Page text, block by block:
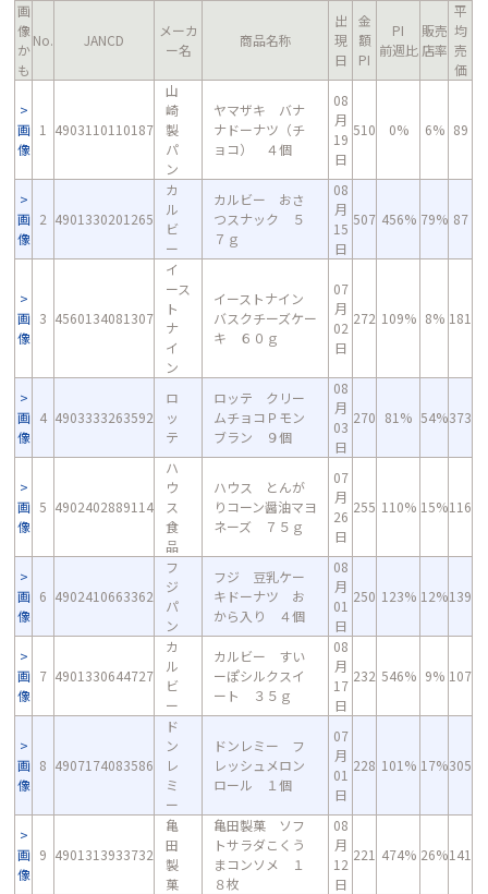
画
像
か
も
No. JANCD
メーカ
ー名
商品名称
出
現
日
金
額
PI
PI
前週比
販売
店率
平
均
売
価
画
像
1 4903110110187
山
崎
製
パ
ン
ヤマザキ バナ
ナドーナツ（チ
ョコ） ４個
08
月
19
日
510 0% 6% 89
画
像
2 4901330201265
カ
ル
ビ
ー
カルビー おさ
つスナック ５
７ｇ
08
月
15
日
507 456% 79% 87
画
像
3 4560134081307
イ
ース
ト
ナ
イ
ン
イーストナイン
バスクチーズケー
キ ６０ｇ
07
月
02
日
272 109% 8% 181
画
像
4 4903333263592
ロ
ッ
テ
ロッテ クリー
ムチョコＰモン
ブラン ９個
08
月
03
日
270 81% 54%373
画
像
5 4902402889114
ハ
ウ
ス
食
品
ハウス とんが
りコーン醤油マヨ
ネーズ ７５ｇ
07
月
26
日
255 110% 15%116
画
像
6 4902410663362
フ
ジ
パ
ン
フジ 豆乳ケー
キドーナツ お
から入り ４個
08
月
01
日
250 123% 12%139
画
像
7 4901330644727
カ
ル
ビ
ー
カルビー すい
ーぽシルクスイ
ート ３５ｇ
08
月
17
日
232 546% 9% 107
画
像
8 4907174083586
ド
ン
レ
ミ
ー
ドンレミー フ
レッシュメロン
ロール １個
07
月
01
日
228 101% 17%305
画
像
9 4901313933732
亀
田
製
菓
亀田製菓 ソフ
トサラダこくう
まコンソメ １
８枚
08
月
12
日
221 474% 26%141